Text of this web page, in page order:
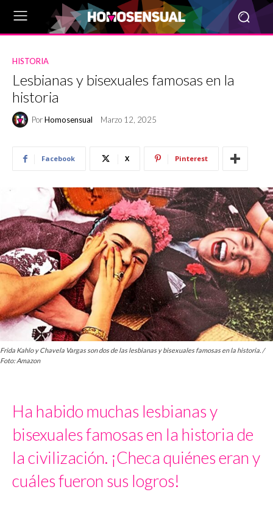
HISTORIA
Lesbianas y bisexuales famosas en la
historia
PorHomosensual Marzo 12, 2025
Facebook X Pinterest
Frida Kahlo y Chavela Vargas son dos de las lesbianas y bisexuales famosas en la historia. /
Foto: Amazon
Ha habido muchas lesbianas y
bisexuales famosas en la historia de
la civilización. ¡Checa quiénes eran y
cuáles fueron sus logros!